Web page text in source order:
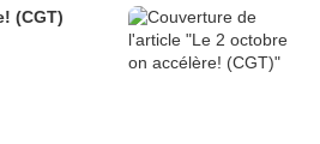
(CGT)